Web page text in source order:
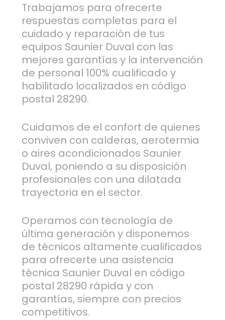
Trabajamos para ofrecerte
respuestas completas para el
cuidado y reparación de tus
equipos Saunier Duval con las
mejores garantías y la intervención
de personal 100% cualificado y
habilitado localizados en código
postal 28290.
Cuidamos de el confort de quienes
conviven con calderas, aerotermia
o aires acondicionados Saunier
Duval, poniendo a su disposición
profesionales con una dilatada
trayectoria en el sector.
Operamos con tecnología de
última generación y disponemos
de técnicos altamente cualificados
para ofrecerte una asistencia
técnica Saunier Duval en código
postal 28290 rápida y con
garantías, siempre con precios
competitivos.